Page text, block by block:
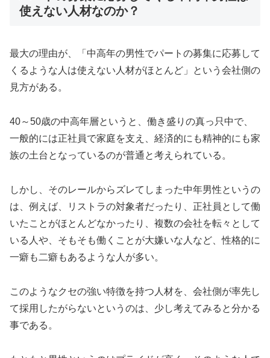
使えない人材なのか？
最大の理由が、「中高年の男性でパートの募集に応募して
くるような人は使えない人材がほとんど」という会社側の
見方がある。
40～50歳の中高年層というと、働き盛りの真っ只中で、
一般的には正社員で家庭を支え、経済的にも精神的にも家
族の土台となっているのが普通と考えられている。
しかし、そのレールからズレてしまった中年男性というの
は、例えば、リストラの対象者だったり、正社員として働
いたことがほとんどなかったり、複数の会社を転々として
いる人や、そもそも働くことが大嫌いな人など、性格的に
一癖も二癖もあるような人が多い。
このようなクセの強い特徴を持つ人材を、会社側が率先し
て採用したがらないというのは、少し考えてみると分かる
事である。